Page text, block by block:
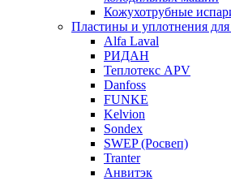
Кожухотрубные
Пластины и уплотнения
Alfa Laval
РИДАН
Теплотекс APV
Danfoss
FUNKE
Kelvion
Sondex
SWEP (Росвеп)
Tranter
Анвитэк